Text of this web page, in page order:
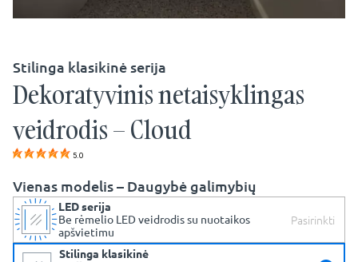
Stilinga klasikinė serija
Dekoratyvinis netaisyklingas
veidrodis – Cloud
5.0
Vienas modelis – Daugybė galimybių
LED serija
Be rėmelio LED veidrodis su nuotaikos
apšvietimu
Pasirinkti
Stilinga klasikinė